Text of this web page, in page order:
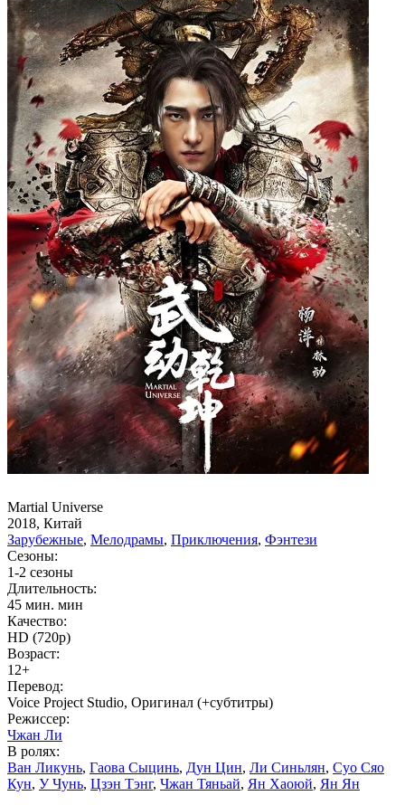
Martial Universe
2018, Китай
Зарубежные, Мелодрамы, Приключения, Фэнтези
Сезоны:
1-2 сезоны
Длительность:
45 мин. мин
Качество:
HD (720p)
Возраст:
12+
Перевод:
Voice Project Studio, Оригинал (+субтитры)
Режиссер:
Чжан Ли
В ролях:
Ван Ликунь, Гаова Сыцинь, Дун Цин, Ли Синьлян, Суо Сяо
Кун, У Чунь, Цзэн Тэнг, Чжан Тяньай, Ян Хаоюй, Ян Ян